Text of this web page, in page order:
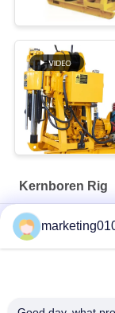
Kernboren Rig
SM75 Meerdoelige
Krachtige XY-6A
XY-200 Core